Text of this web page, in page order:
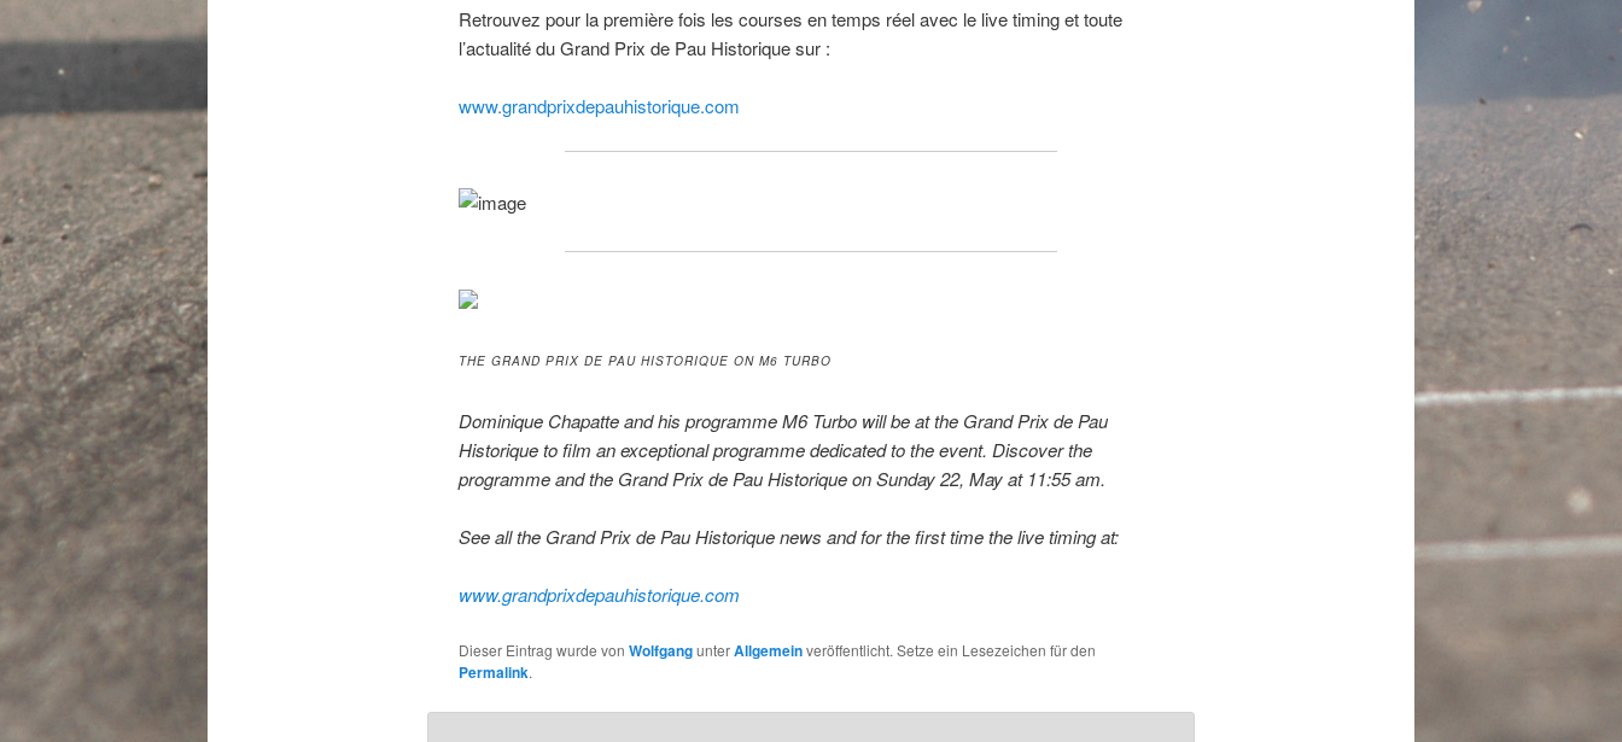
Retrouvez pour la première fois les courses en temps réel avec le live timing et toute
l’actualité du Grand Prix de Pau Historique sur :
www.grandprixdepauhistorique.com
THE GRAND PRIX DE PAU HISTORIQUE ON M6 TURBO
Dominique Chapatteand his programme M6 Turbo will be at the Grand Prix de Pau
Historique to film an exceptional programme dedicated to the event. Discover the
programme and the Grand Prix de Pau Historique on Sunday 22, May at 11:55 am.
See all the Grand Prix de Pau Historique news and for the first time the live timing at:
www.grandprixdepauhistorique.com
Dieser Eintrag wurde von WolfgangunterAllgemeinveröffentlicht. Setze ein Lesezeichen für den
Permalink.